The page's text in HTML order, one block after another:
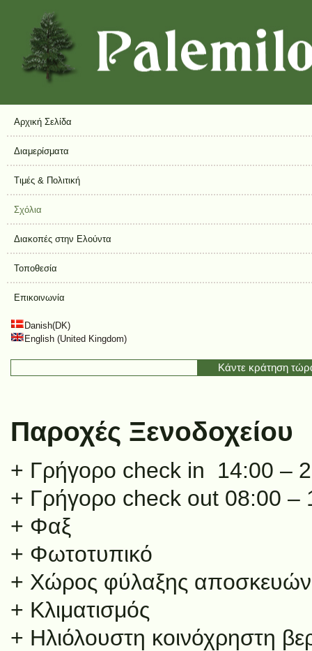
Αρχική Σελίδα
Διαμερίσματα
Τιμές & Πολιτική
Σχόλια
Διακοπές στην Ελούντα
Τοποθεσία
Επικοινωνία
Danish(DK)
English (United Kingdom)
Κάντε κράτηση
Παροχές Ξενοδοχείου
+ Γρήγορο check in 14:00 –
+ Γρήγορο check out 08:00 –
+ Φαξ
+ Φωτοτυπικό
+ Χώρος φύλαξης αποσκευών
+ Κλιματισμός
+ Ηλιόλουστη κοινόχρηστη